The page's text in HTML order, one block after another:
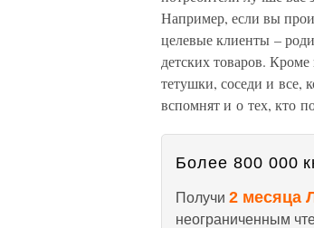
Например, если вы
целевые клиенты –
детских товаров.
тетушки, соседи и все,
вспомнят и о тех, кто
Более 800 000
Получи 2 месяца
неограниченным